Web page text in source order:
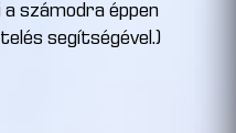
számodra éppen
segítségével.)